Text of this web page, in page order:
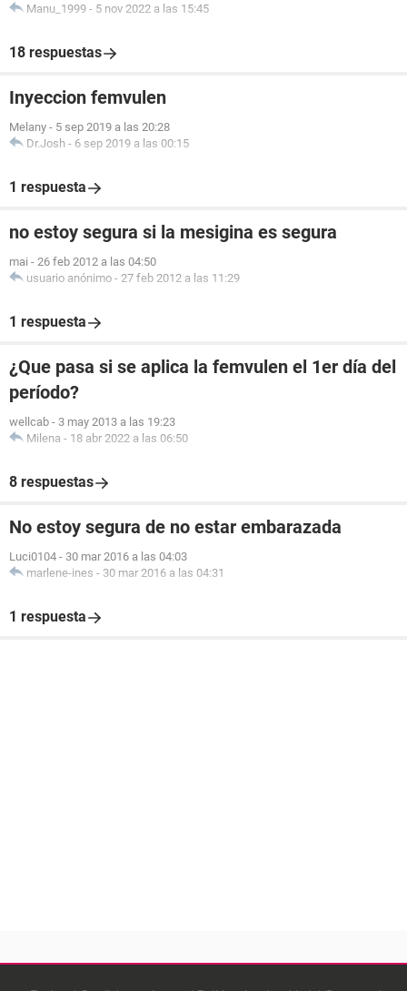
Manu_1999 - 5 nov 2022 a las 15:45
18 respuestas
Inyeccion femvulen
Melany - 5 sep 2019 a las 20:28
Dr.Josh - 6 sep 2019 a las 00:15
1 respuesta
no estoy segura si la mesigina es segura
mai - 26 feb 2012 a las 04:50
usuario anónimo - 27 feb 2012 a las 11:29
1 respuesta
¿Que pasa si se aplica la femvulen el 1er día del
período?
wellcab - 3 may 2013 a las 19:23
Milena - 18 abr 2022 a las 06:50
8 respuestas
No estoy segura de no estar embarazada
Luci0104 - 30 mar 2016 a las 04:03
marlene-ines - 30 mar 2016 a las 04:31
1 respuesta